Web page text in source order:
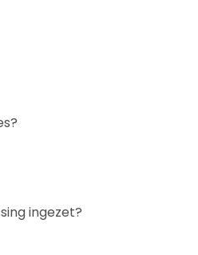
ingezet?